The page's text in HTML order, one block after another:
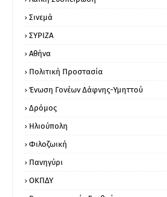
Σινεμά
ΣΥΡΙΖΑ
Αθήνα
Πολιτική Προστασία
Ένωση Γονέων Δάφνης-Υμηττού
Δρόμος
Ηλιούπολη
Φιλοζωική
Πανηγύρι
ΟΚΠΔΥ